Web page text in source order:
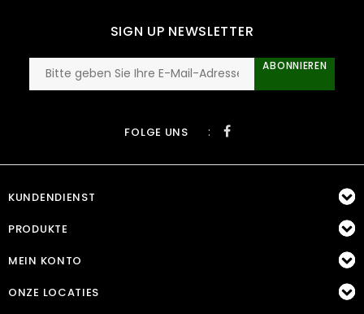
SIGN UP NEWSLETTER
ABONNIEREN
FOLGE UNS :
KUNDENDIENST
PRODUKTE
MEIN KONTO
ONZE LOCATIES